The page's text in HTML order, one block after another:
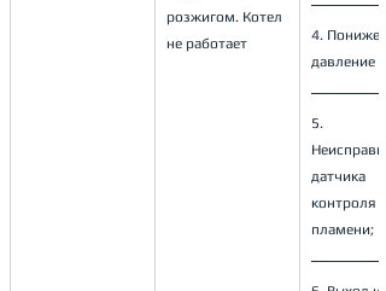
розжигом. Котел
не работает
4.
давление
5.
датчика
контроля
пламени;